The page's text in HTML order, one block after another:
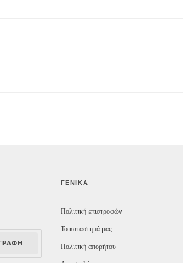
ΓΕΝΙΚΆ
Πολιτική επιστροφών
Το καταστημά μας
Πολιτική απορήτου